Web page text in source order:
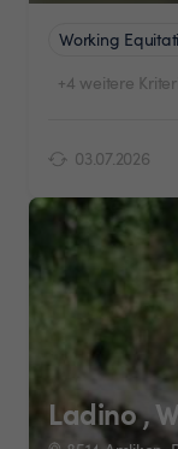
Working
+4 weitere
03.07.2026
Ladino ,